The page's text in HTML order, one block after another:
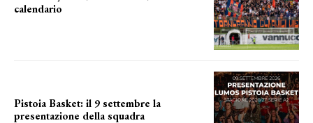
calendario
Pistoia Basket: il 9 settembre la
presentazione della squadra